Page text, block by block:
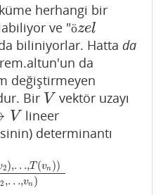
herhangi bir
ve "özel
özel
biliniyorlar. Hatta da
da
değiştirmeyen
Bir V
V vektör uzayı
V lineer
determinantı
2),…,T(vn ))
2 ,…,vn )
,T(vn))Vol(v